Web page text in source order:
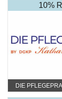
10%
DIE